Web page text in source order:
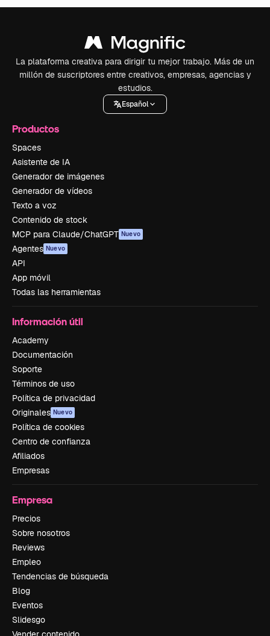
La plataforma creativa para dirigir tu mejor trabajo. Más de un
millón de suscriptores entre creativos, empresas, agencias y
estudios.
Español
Productos
Spaces
Asistente de IA
Generador de imágenes
Generador de vídeos
Texto a voz
Contenido de stock
MCP para Claude/ChatGPT Nuevo
Agentes Nuevo
API
App móvil
Todas las herramientas
Información útil
Academy
Documentación
Soporte
Términos de uso
Política de privacidad
Originales Nuevo
Política de cookies
Centro de confianza
Afiliados
Empresas
Empresa
Precios
Sobre nosotros
Reviews
Empleo
Tendencias de búsqueda
Blog
Eventos
Slidesgo